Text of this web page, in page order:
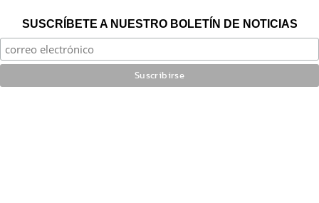
SUSCRÍBETE A NUESTRO BOLETÍN DE NOTICIAS